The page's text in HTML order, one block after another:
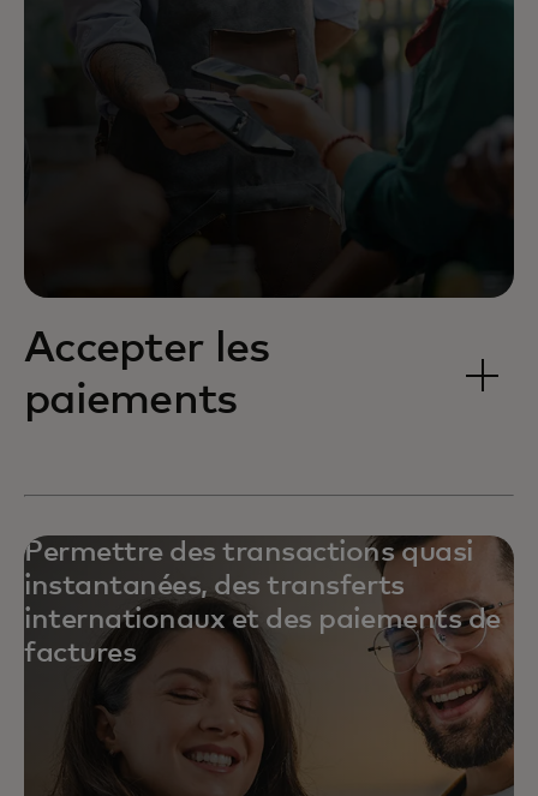
Accepter les
paiements
Permettre des transactions quasi
instantanées, des transferts
internationaux et des paiements de
factures